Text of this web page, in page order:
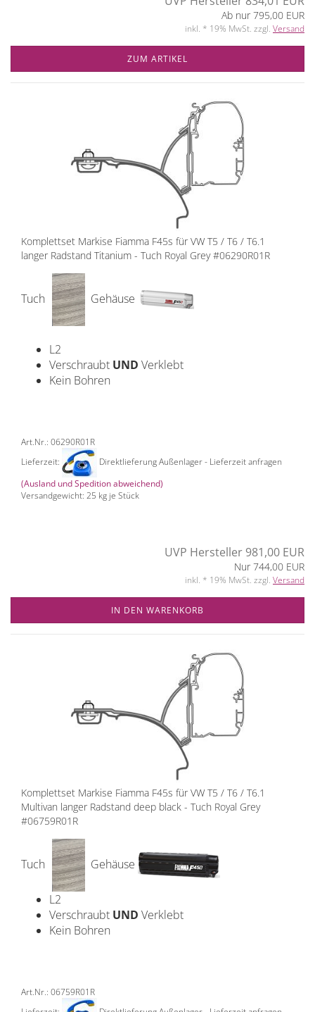
Ab nur 795,00 EUR
inkl. * 19% MwSt. zzgl. Versand
ZUM ARTIKEL
Komplettset Markise Fiamma F45s für VW T5 / T6 / T6.1
langer Radstand Titanium - Tuch Royal Grey #06290R01R
Tuch Gehäuse
L2
Verschraubt UND Verklebt
Kein Bohren
Art.Nr.: 06290R01R
Lieferzeit:
Direktlieferung Außenlager - Lieferzeit anfragen
(Ausland und Spedition abweichend)
Versandgewicht: 25 kg je Stück
UVP Hersteller 981,00 EUR
Nur 744,00 EUR
inkl. * 19% MwSt. zzgl. Versand
IN DEN WARENKORB
Komplettset Markise Fiamma F45s für VW T5 / T6 / T6.1
Multivan langer Radstand deep black - Tuch Royal Grey
#06759R01R
Tuch Gehäuse
L2
Verschraubt UND Verklebt
Kein Bohren
Art.Nr.: 06759R01R